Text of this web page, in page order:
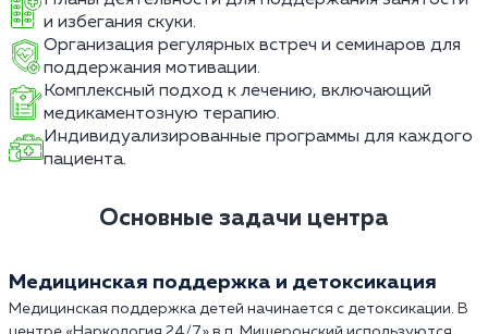
и избегания скуки.
Организация регулярных встреч и семинаров для
поддержания мотивации.
Комплексный подход к лечению, включающий
медикаментозную терапию.
Индивидуализированные программы для каждого
пациента.
Основные задачи центра
Медицинская поддержка и детоксикация
Медицинская поддержка детей начинается с детоксикации. В